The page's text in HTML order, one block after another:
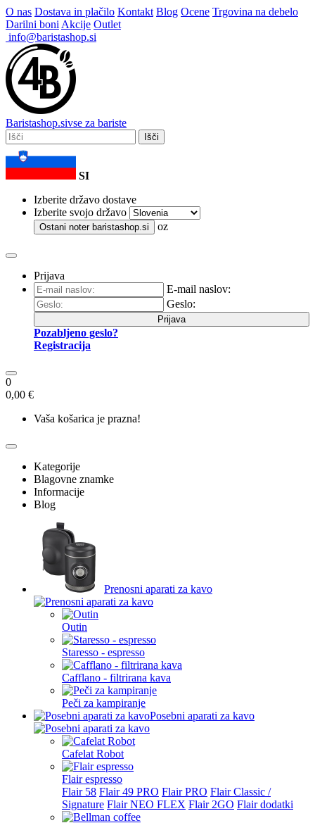
O nas Dostava in plačilo Kontakt Blog Ocene Trgovina na debelo
Darilni boni Akcije Outlet
info@baristashop.si
Baristashop.sivse za bariste
Išči
SI
Izberite državo dostave
Izberite svojo državo
Ostani noter baristashop.si oz
Prijava
E-mail naslov:
Geslo:
Prijava
Pozabljeno geslo?
Registracija
0
0,00 €
Vaša košarica je prazna!
Kategorije
Blagovne znamke
Informacije
Blog
Prenosni aparati za kavo
Outin
Staresso - espresso
Cafflano - filtrirana kava
Peči za kampiranje
Posebni aparati za kavo
Cafelat Robot
Flair espresso
Flair 58 Flair 49 PRO Flair PRO Flair Classic /
Signature Flair NEO FLEX Flair 2GO Flair dodatki